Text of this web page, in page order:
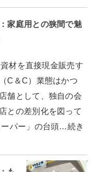
家庭用との狭間で魅
材を直接現金販売す
C＆C）業態はかつ
舗として、独自の会
との差別化を図って
パー」の台頭…続き